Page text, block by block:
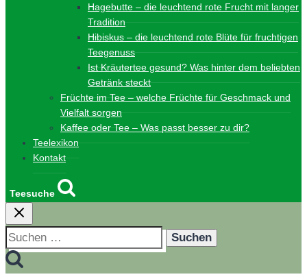
Hagebutte – die leuchtend rote Frucht mit langer
Tradition
Hibiskus – die leuchtend rote Blüte für fruchtigen
Teegenuss
Ist Kräutertee gesund? Was hinter dem beliebten
Getränk steckt
Früchte im Tee – welche Früchte für Geschmack und
Vielfalt sorgen
Kaffee oder Tee – Was passt besser zu dir?
Teelexikon
Kontakt
Teesuche
Suchen
nach: